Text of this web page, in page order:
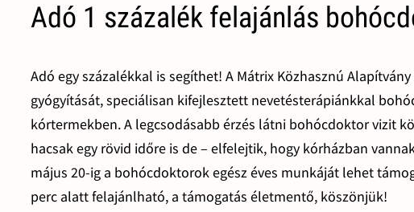
Adó 1 százalék felajánlás
Adó egy százalékkal is segíthet! A Mátrix Közhasznú
gyógyítását, speciálisan kifejlesztett nevetésterápiánkkal
kórtermekben. A legcsodásabb érzés látni bohócdoktor vizit
hacsak egy rövid időre is de – elfelejtik, hogy kórházban
május 20-ig a bohócdoktorok egész éves munkáját lehet
perc alatt felajánlható, a támogatás életmentő, köszönjük!